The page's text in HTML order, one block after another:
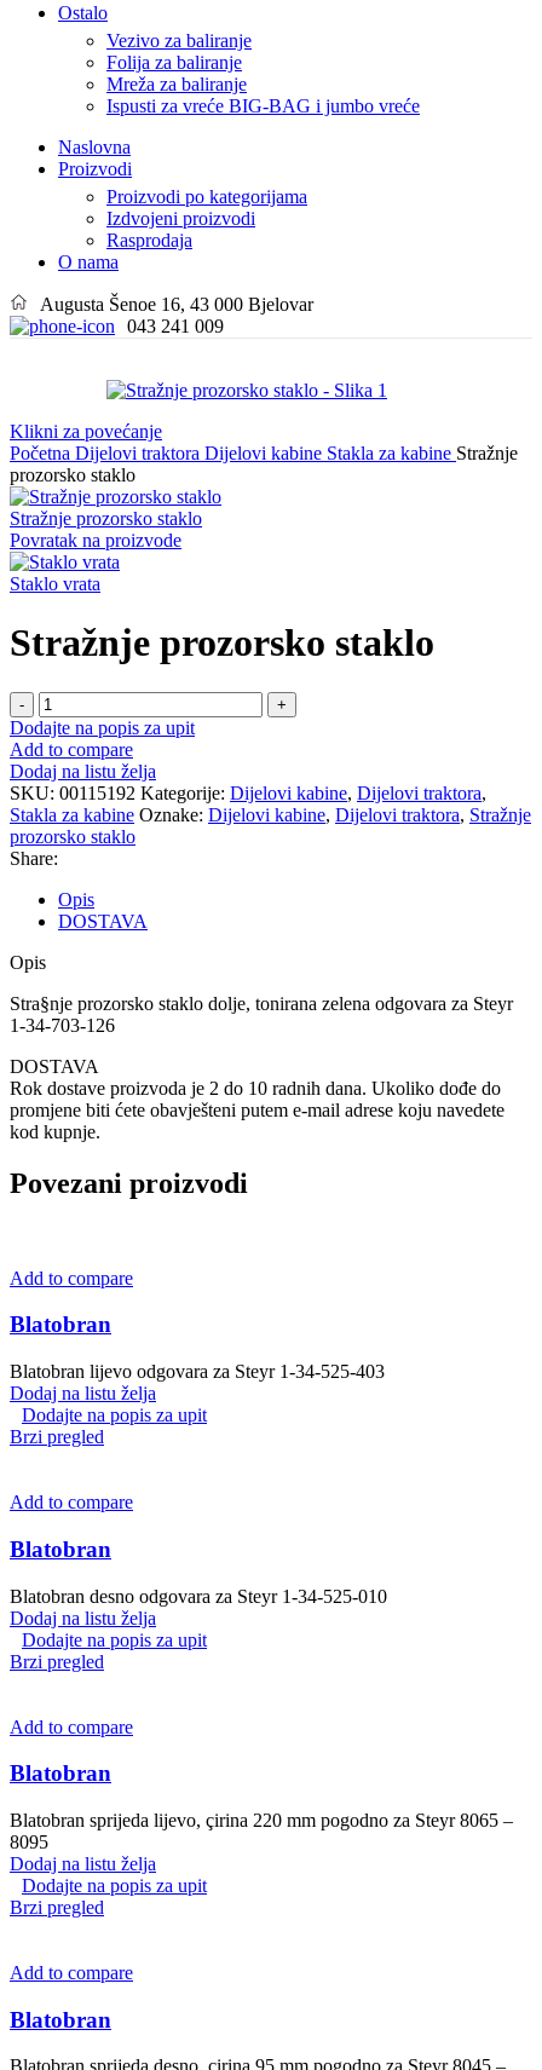
Ostalo
Vezivo za baliranje
Folija za baliranje
Mreža za baliranje
Ispusti za vreće BIG-BAG i jumbo vreće
Naslovna
Proizvodi
Proizvodi po kategorijama
Izdvojeni proizvodi
Rasprodaja
O nama
Augusta Šenoe 16, 43 000 Bjelovar
043 241 009
Klikni za povećanje
Početna Dijelovi traktora Dijelovi kabine Stakla za kabine Stražnje
prozorsko staklo
Stražnje prozorsko staklo
Povratak na proizvode
Staklo vrata
Stražnje prozorsko staklo
Stražnje
prozorsko
staklo
količina
Dodajte na popis za upit
Add to compare
Dodaj na listu želja
SKU: 00115192 Kategorije: Dijelovi kabine, Dijelovi traktora,
Stakla za kabine Oznake: Dijelovi kabine, Dijelovi traktora, Stražnje
prozorsko staklo
Share:
Opis
DOSTAVA
Opis
Stra§nje prozorsko staklo dolje, tonirana zelena odgovara za Steyr
1-34-703-126
DOSTAVA
Rok dostave proizvoda je 2 do 10 radnih dana. Ukoliko dođe do
promjene biti ćete obavješteni putem e-mail adrese koju navedete
kod kupnje.
Povezani proizvodi
Add to compare
Blatobran
Blatobran lijevo odgovara za Steyr 1-34-525-403
Dodaj na listu želja
Dodajte na popis za upit
Brzi pregled
Add to compare
Blatobran
Blatobran desno odgovara za Steyr 1-34-525-010
Dodaj na listu želja
Dodajte na popis za upit
Brzi pregled
Add to compare
Blatobran
Blatobran sprijeda lijevo, çirina 220 mm pogodno za Steyr 8065 –
8095
Dodaj na listu želja
Dodajte na popis za upit
Brzi pregled
Add to compare
Blatobran